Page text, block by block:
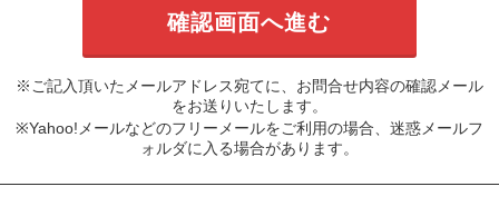
※ご記入頂いたメールアドレス宛てに、お問合せ内容の確認メール
をお送りいたします。
※Yahoo!メールなどのフリーメールをご利用の場合、迷惑メールフ
ォルダに入る場合があります。